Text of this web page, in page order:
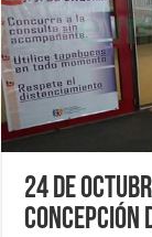
24 de
Concepción